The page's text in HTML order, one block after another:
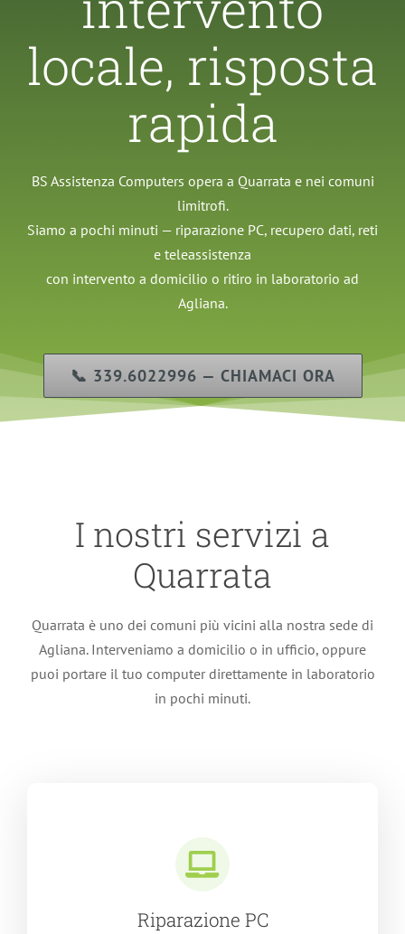
locale, risposta
rapida
BS Assistenza Computers opera a Quarrata e nei comuni
limitrofi.
Siamo a pochi minuti — riparazione PC, recupero dati, reti
e teleassistenza
con intervento a domicilio o ritiro in laboratorio ad
Agliana.
📞 339.6022996 — CHIAMACI ORA
I nostri servizi a
Quarrata
Quarrata è uno dei comuni più vicini alla nostra sede di
Agliana. Interveniamo a domicilio o in ufficio, oppure
puoi portare il tuo computer direttamente in laboratorio
in pochi minuti.
Riparazione PC